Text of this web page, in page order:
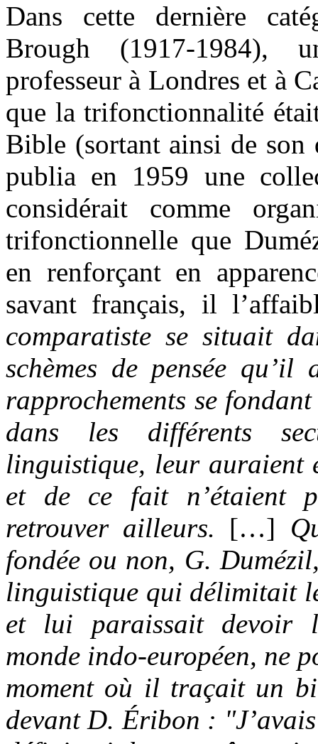
Dans cette dernière
Brough (1917-1984),
professeur à Londres et à
que la trifonctionnalité
Bible (sortant ainsi de son
publia en 1959 une
considérait comme
trifonctionnelle que
en renforçant en
savant français, il
comparatiste se situait
schèmes de pensée qu’il
rapprochements se
dans les différents
linguistique, leur auraient
et de ce fait n’étaient
retrouver ailleurs. […]
fondée ou non, G.
linguistique qui délimitait
et lui paraissait devoir
monde indo-européen, ne
moment où il traçait un
devant D. Éribon :